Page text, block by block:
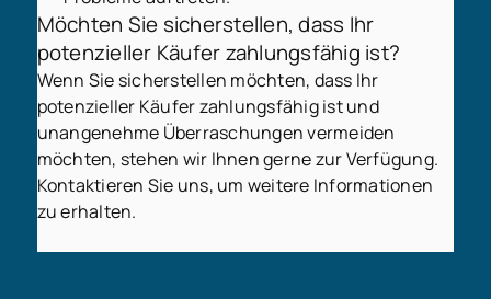
Möchten Sie sicherstellen, dass Ihr
potenzieller Käufer zahlungsfähig ist?
Wenn Sie sicherstellen möchten, dass Ihr
potenzieller Käufer zahlungsfähig ist und
unangenehme Überraschungen vermeiden
möchten, stehen wir Ihnen gerne zur Verfügung.
Kontaktieren Sie uns, um weitere Informationen
zu erhalten.